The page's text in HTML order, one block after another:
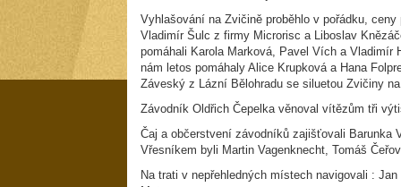
Vyhlašování na Zvičině proběhlo v pořádku,
Vladimír Šulc z firmy Microrisc a Liboslav
pomáhali Karola Marková, Pavel Vích a
nám letos pomáhaly Alice Krupková a Hana
Záveský z Lázní Bělohradu se siluetou Zvičiny
Závodník Oldřich Čepelka věnoval vítězům tři
Čaj a občerstvení závodníků zajišťovali Barunka
Vřesníkem byli Martin Vagenknecht, Tomáš
Na trati v nepřehledných místech navigovali :